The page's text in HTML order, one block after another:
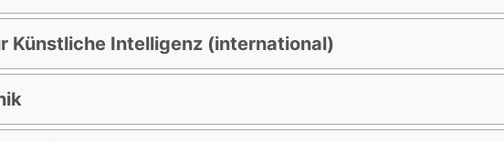
Künstliche Intelligenz (international)